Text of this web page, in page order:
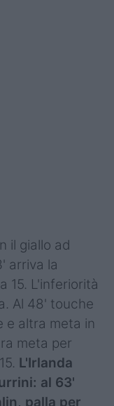
il giallo ad
arriva la
15. L'inferiorità
Al 48' touche
e altra meta in
meta per
L'Irlanda
al 63'
palla per